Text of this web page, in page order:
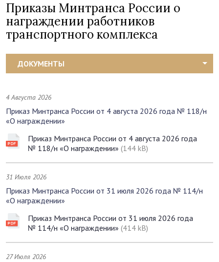
Приказы Минтранса России о
награждении работников
транспортного комплекса
ДОКУМЕНТЫ
4 Августа 2026
Приказ Минтранса России от 4 августа 2026 года № 118/н
«О награждении»
Приказ Минтранса России от 4 августа 2026 года
№ 118/н «О награждении» (144 kB)
31 Июля 2026
Приказ Минтранса России от 31 июля 2026 года № 114/н
«О награждении»
Приказ Минтранса России от 31 июля 2026 года
№ 114/н «О награждении» (414 kB)
27 Июля 2026